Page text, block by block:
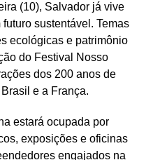
(10), Salvador já vive
sustentável. Temas
ecológicas e patrimônio
do Festival Nosso
dos 200 anos de
e a França.
estará ocupada por
exposições e oficinas
engajados na